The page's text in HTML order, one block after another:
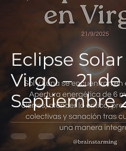
Eclipse
Virgo – 21 de
Septiembre